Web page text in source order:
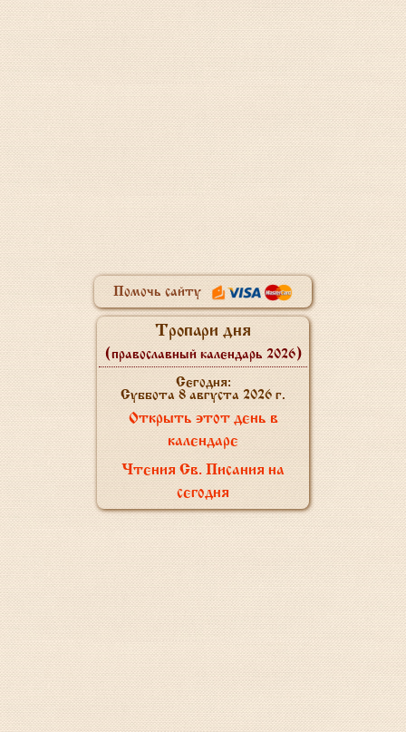
Помочь сайту
Тропари дня
(православный календарь 2026)
Сегодня:
Суббота 8 августа 2026 г.
Открыть этот день в
календаре
Чтения Св. Писания на
сегодня